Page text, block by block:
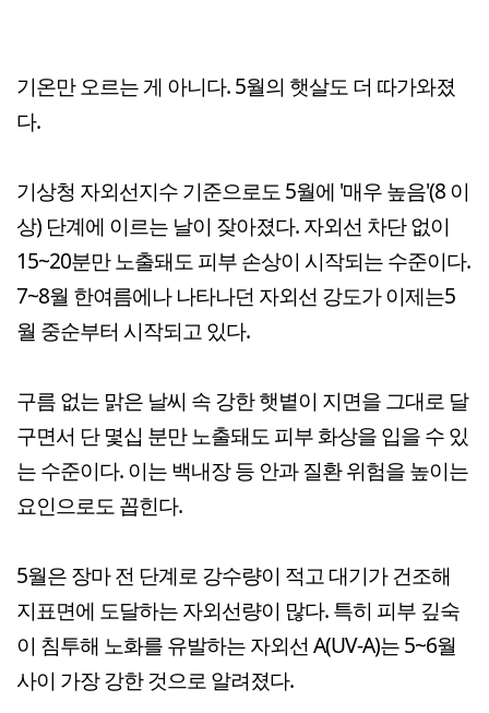
기온만 오르는 게 아니다. 5월의 햇살도 더 따가와졌
다.
기상청 자외선지수 기준으로도 5월에 '매우 높음'(8 이
상) 단계에 이르는 날이 잦아졌다. 자외선 차단 없이
15~20분만 노출돼도 피부 손상이 시작되는 수준이다.
7~8월 한여름에나 나타나던 자외선 강도가 이제는5
월 중순부터 시작되고 있다.
구름 없는 맑은 날씨 속 강한 햇볕이 지면을 그대로 달
구면서 단 몇십 분만 노출돼도 피부 화상을 입을 수 있
는 수준이다. 이는 백내장 등 안과 질환 위험을 높이는
요인으로도 꼽힌다.
5월은 장마 전 단계로 강수량이 적고 대기가 건조해
지표면에 도달하는 자외선량이 많다. 특히 피부 깊숙
이 침투해 노화를 유발하는 자외선 A(UV-A)는 5~6월
사이 가장 강한 것으로 알려졌다.